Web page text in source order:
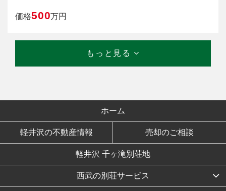
価格500万円
もっと見る
ホーム
軽井沢の不動産情報 売却のご相談
軽井沢 千ヶ滝別荘地
西武の別荘サービス